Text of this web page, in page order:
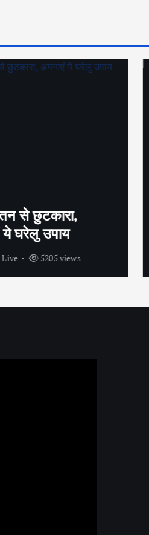
से छुटकारा,
घरेलु उपाय
Live 5205 views